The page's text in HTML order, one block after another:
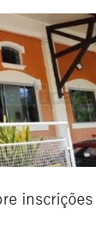
inscrições